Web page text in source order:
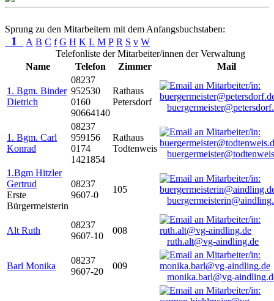
Sprung zu den Mitarbeitern mit dem Anfangsbuchstaben:
1 A B C f G H K L M P R S v W
Telefonliste der Mitarbeiter/innen der Verwaltung
Name
Telefon Zimmer Mail
1. Bgm. Binder
Dietrich
08237
952530
0160
90664140
Rathaus
Petersdorf
1. Bgm. Carl
Konrad
08237
959156
0174
1421854
Rathaus
Todtenweis
1.Bgm Hitzler
Gertrud
Erste
Bürgermeisterin
08237
9607-0
105
Alt Ruth
08237
9607-10
008
ruth.alt@vg-aindling.de
Barl Monika
08237
9607-20
009
monika.barl@vg-